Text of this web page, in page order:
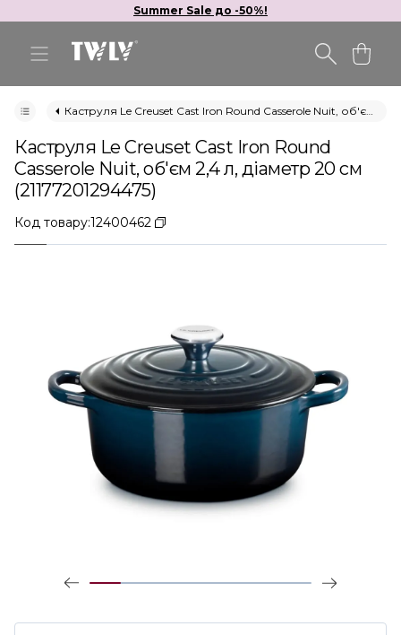
Summer Sale до -50%!
Каструля Le Creuset Cast Iron Round Casserole Nuit, об'єм 2,4 л, діаметр 20 см (21177201294475)
Каструля Le Creuset Cast Iron Round
Casserole Nuit, об'єм 2,4 л, діаметр 20 см
(21177201294475)
Код товару:12400462